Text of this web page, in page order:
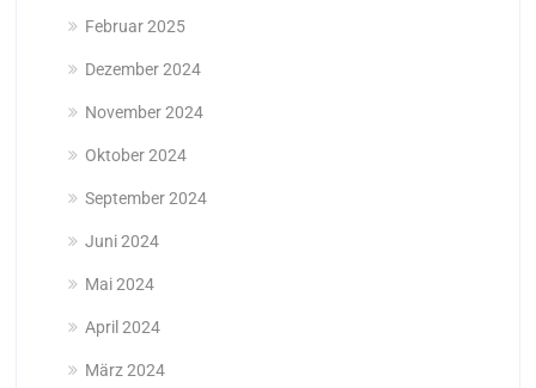
Februar 2025
Dezember 2024
November 2024
Oktober 2024
September 2024
Juni 2024
Mai 2024
April 2024
März 2024